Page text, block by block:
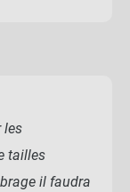
les
tailles
il faudra